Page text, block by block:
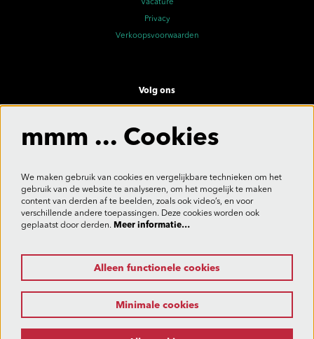
Vacature
Privacy
Verkoopsvoorwaarden
Volg ons
Aanmelden
Deze site wordt beschermd door reCAPTCHA, dataverwerking gebeurt in overeenstemming met de
mmm ... Cookies
We maken gebruik van cookies en vergelijkbare technieken om het
gebruik van de website te analyseren, om het mogelijk te maken
content van derden af te beelden, zoals ook video’s, en voor
verschillende andere toepassingen. Deze cookies worden ook
geplaatst door derden. Meer informatie…
Alleen functionele cookies
Minimale cookies